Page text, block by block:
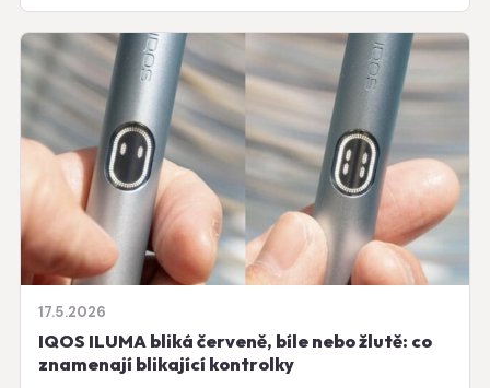
17.5.2026
IQOS ILUMA bliká červeně, bíle nebo žlutě: co
znamenají blikající kontrolky